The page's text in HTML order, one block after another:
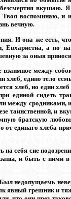
вкушаю.
Твоя воспоминаю,
вечную.
И она же есть,
а по
за оныя
взаимное между
едино тело
хлеб, но един хлеб
единой сидеть
между сродниками,
таинственной, и
братскую
единаго хлеба
себя сие
и быть с ними в
недопущаемь
явный грешник и